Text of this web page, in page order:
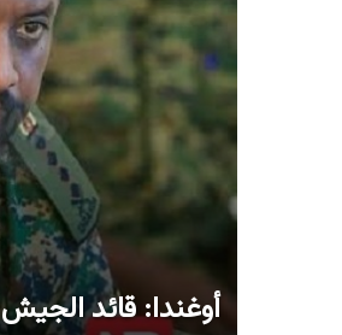
أوغندا: قائد